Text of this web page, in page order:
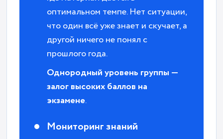
оптимальном темпе. Нет ситуации,
что один всё уже знает и скучает, а
другой ничего не понял с
прошлого года.
Однородный уровень группы —
залог высоких баллов на
экзамене.
Мониторинг знаний